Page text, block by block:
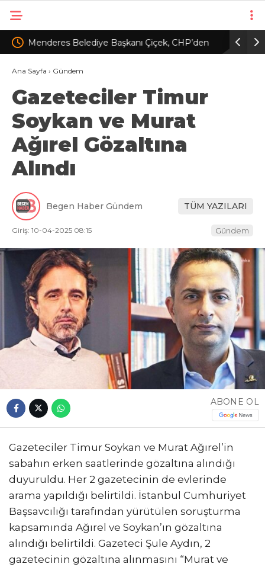
CHP’den
edildi
Cumhurbaşkanı Erdoğan, Suudi Arabistan’da
Ana Sayfa › Gündem
Gazeteciler Timur
Soykan ve Murat
Ağırel Gözaltına
Alındı
Begen Haber Gündem TÜM YAZILARI
Giriş: 10-04-2025 08:15 Gündem
ABONE OL
Gazeteciler Timur Soykan ve Murat Ağırel’in
sabahın erken saatlerinde gözaltına alındığı
duyuruldu. Her 2 gazetecinin de evlerinde
arama yapıldığı belirtildi. İstanbul Cumhuriyet
Başsavcılığı tarafından yürütülen soruşturma
kapsamında Ağırel ve Soykan’ın gözaltına
alındığı belirtildi. Gazeteci Şule Aydın, 2
gazetecinin gözaltına alınmasını “Murat ve